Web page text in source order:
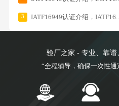
3 IATF16949认证介绍，
验厂之家 - 专业、靠谱
“全程辅导，确保一次性